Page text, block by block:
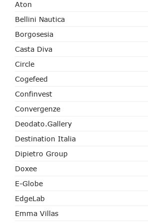
Aton
Bellini Nautica
Borgosesia
Casta Diva
Circle
Cogefeed
Confinvest
Convergenze
Deodato.Gallery
Destination Italia
Dipietro Group
Doxee
E-Globe
EdgeLab
Emma Villas